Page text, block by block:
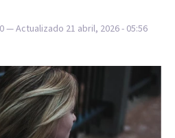
— Actualizado 21 abril, 2026 - 05:56